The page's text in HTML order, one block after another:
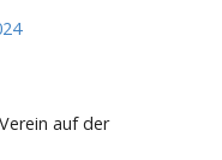
auf der